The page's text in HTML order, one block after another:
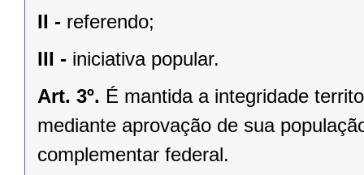
II - referendo;
III - iniciativa popular.
Art. 3º. É mantida a integridade
mediante aprovação de sua
complementar federal.